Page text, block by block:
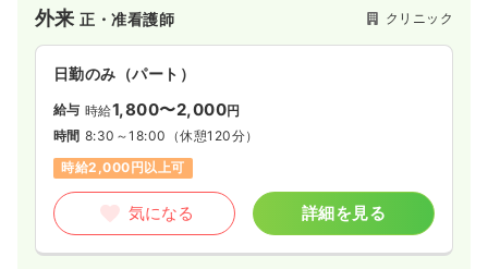
外来正・准看護師 クリニック
日勤のみ（パート）
給与 時給1,800〜2,000円
時間 8:30～18:00 （休憩120分）
時給2,000円以上可
気になる 詳細を見る